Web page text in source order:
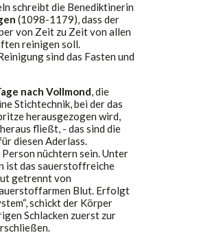
schreibt die Benediktinerin
(1098-1179), dass der
von Zeit zu Zeit von allen
reinigen soll.
sind das Fasten und
nach Vollmond, die
Stichtechnik, bei der das
herausgezogen wird,
fließt, - das sind die
diesen Aderlass.
nüchtern sein. Unter
ist das sauerstoffreiche
getrennt von
Blut. Erfolgt
schickt der Körper
Schlacken zuerst zur